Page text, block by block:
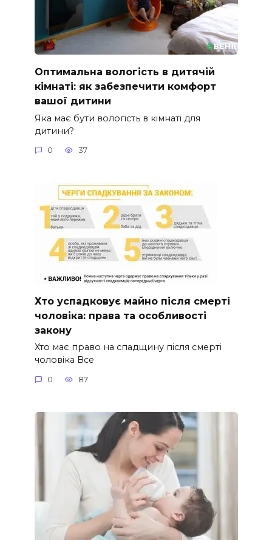
Оптимальна вологість в дитячій
кімнаті: як забезпечити комфорт
вашої дитини
Яка має бути вологість в кімнаті для
дитини?
0 37
Хто успадковує майно після смерті
чоловіка: права та особливості
закону
Хто має право на спадщину після смерті
чоловіка Все
0 87